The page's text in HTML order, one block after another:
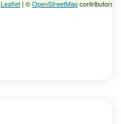
Leaflet | ©OpenStreetMapcontributors